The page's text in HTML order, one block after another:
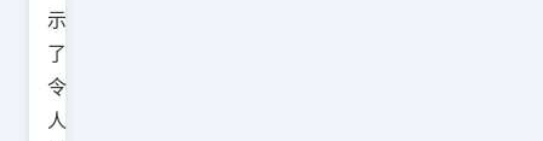
示
了
令
人